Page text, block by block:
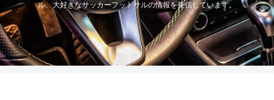
ル、大好きなサッカーフットサルの情報を発信しています。